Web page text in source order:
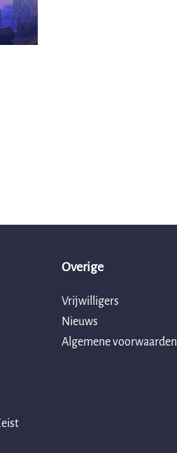
Overige
Vrijwilligers
Nieuws
Algemene voorwaarden